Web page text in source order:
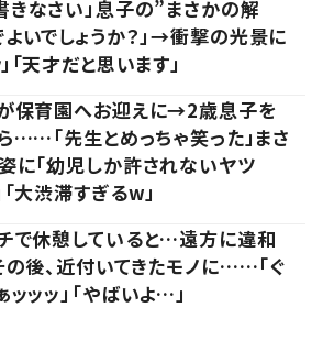
きなさい」息子の”まさかの解
いでしょうか？」→衝撃の光景に
「天才だと思います」
保育園へお迎えに→2歳息子を
……「先生とめっちゃ笑った」まさ
に「幼児しか許されないヤツ
大渋滞すぎるw」
で休憩していると…遠方に違和
の後、近付いてきたモノに……「ぐ
ッッッ」「やばいよ…」